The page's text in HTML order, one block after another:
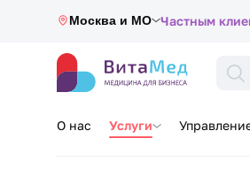
Москва и МО Частным
О нас Услуги